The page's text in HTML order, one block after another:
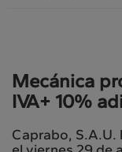
Mecánica
IVA+ 10%
Caprabo, S.A.U.